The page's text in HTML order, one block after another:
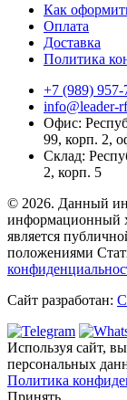
Как
Оплата
Доставка
Политика
+7 (989) 957-
info@leader-
Офис:
99, корп. 2,
Склад:
2, корп. 5
© 2026. Данный
информационный
является
положениями
Сайт разработан:
Используя сайт,
персональных
Политика
Принять